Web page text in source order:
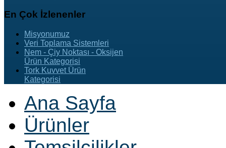
En Çok İzlenenler
Misyonumuz
Veri Toplama Sistemleri
Nem - Çiy Noktası - Oksijen
Ürün Kategorisi
Tork Kuvvet Ürün
Kategorisi
Ana Sayfa
Ürünler